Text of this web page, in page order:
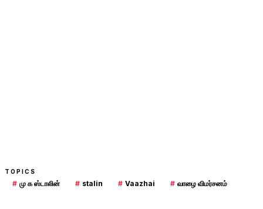
TOPICS
# மு க ஸ்டாலின் # stalin # Vaazhai # வாழை விமர்சனம்